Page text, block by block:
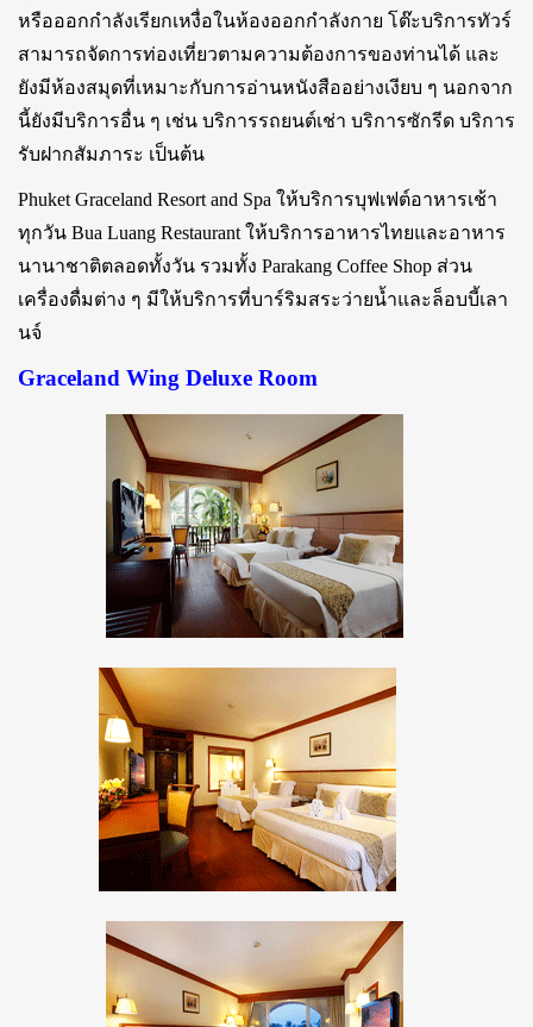
หรือออกกำลังเรียกเหงื่อในห้องออกกำลังกาย โต๊ะบริการทัวร์
สามารถจัดการท่องเที่ยวตามความต้องการของท่านได้ และ
ยังมีห้องสมุดที่เหมาะกับการอ่านหนังสืออย่างเงียบ ๆ นอกจาก
นี้ยังมีบริการอื่น ๆ เช่น บริการรถยนต์เช่า บริการซักรีด บริการ
รับฝากสัมภาระ เป็นต้น
Phuket Graceland Resort and Spa ให้บริการบุฟเฟต์อาหารเช้า
ทุกวัน Bua Luang Restaurant ให้บริการอาหารไทยและอาหาร
นานาชาติตลอดทั้งวัน รวมทั้ง Parakang Coffee Shop ส่วน
เครื่องดื่มต่าง ๆ มีให้บริการที่บาร์ริมสระว่ายน้ำและล็อบบี้เลา
นจ์
Graceland Wing Deluxe Room